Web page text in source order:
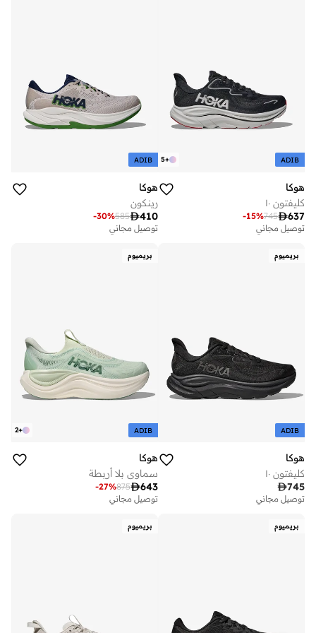
+
5 ADIB
هوكا
كليفتون ١٠
637
745
-15%
توصيل مجاني
ADIB
هوكا
رينكون
410
585
-30%
توصيل مجاني
بريميوم
ADIB
هوكا
كليفتون ١٠
745
توصيل مجاني
بريميوم
+
2 ADIB
هوكا
سماوي بلا أربطة
643
875
-27%
توصيل مجاني
بريميوم بريميوم